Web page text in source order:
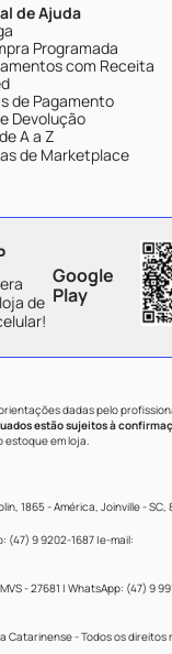
de Ajuda
Programada
com Receita
de Pagamento
Devolução
A a Z
de Marketplace
de
Google
Play
dadas pelo
estão sujeitos à
estoque em loja.
1865 - América, Joinville - SC,
(47) 9 9202-1687 |e-mail:
- 27681 | WhatsApp: (47) 9
Catarinense - Todos os direitos